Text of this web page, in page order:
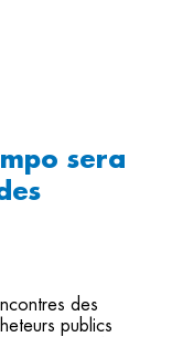
sera
des
publics